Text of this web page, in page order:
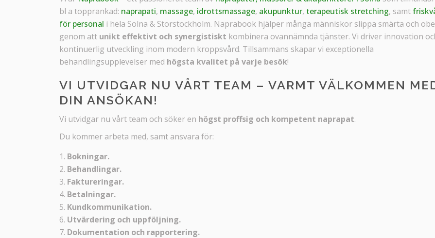
bl a topprankad: naprapati, massage, idrottsmassage, akupunktur, terapeutisk stretching, samt
för personal i hela Solna & Storstockholm. Naprabook hjälper många människor slippa smärta och
genom att unikt effektivt och synergistiskt kombinera ovannämnda tjänster. Vi driver innovation
kontinuerlig utveckling inom modern kroppsvård. Tillsammans skapar vi exceptionella
behandlingsupplevelser med högsta kvalitet på varje besök!
VI UTVIDGAR NU VÅRT TEAM – VARMT VÄLKOMMEN
DIN ANSÖKAN!
Vi utvidgar nu vårt team och söker en högst proffsig och kompetent naprapat.
Du kommer arbeta med, samt ansvara för:
Bokningar.
Behandlingar.
Faktureringar.
Betalningar.
Kundkommunikation.
Utvärdering och uppföljning.
Dokumentation och rapportering.